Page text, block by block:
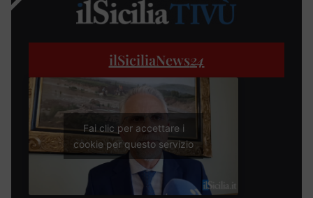
ilSiciliaNews24
Fai clic per accettare i
cookie per questo servizio